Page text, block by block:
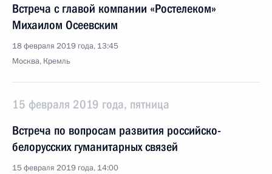
Встреча с главой компании «Ростелеком»
Михаилом Осеевским
18 февраля 2019 года, 13:45
Москва, Кремль
15 февраля 2019 года, пятница
Встреча по вопросам развития российско-
белорусских гуманитарных связей
15 февраля 2019 года, 14:00